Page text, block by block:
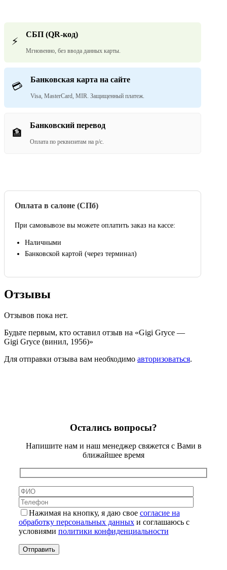
⚡
СБП (QR-код)
Мгновенно, без ввода данных карты.
💳
Банковская карта на сайте
Visa, MasterCard, MIR. Защищенный платеж.
🏦
Банковский перевод
Оплата по реквизитам на р/с.
Оплата в салоне (СПб)
При самовывозе вы можете оплатить заказ на кассе:
Наличными
Банковской картой (через терминал)
Отзывы
Отзывов пока нет.
Будьте первым, кто оставил отзыв на «Gigi Gryce —
Gigi Gryce (винил, 1956)»
Для отправки отзыва вам необходимо авторизоваться.
Остались вопросы?
Напишите нам и наш менеджер свяжется с Вами в
ближайшее время
Нажимая на кнопку, я даю свое согласие на
обработку персональных данныхи соглашаюсь с
условиями политики конфиденциальности